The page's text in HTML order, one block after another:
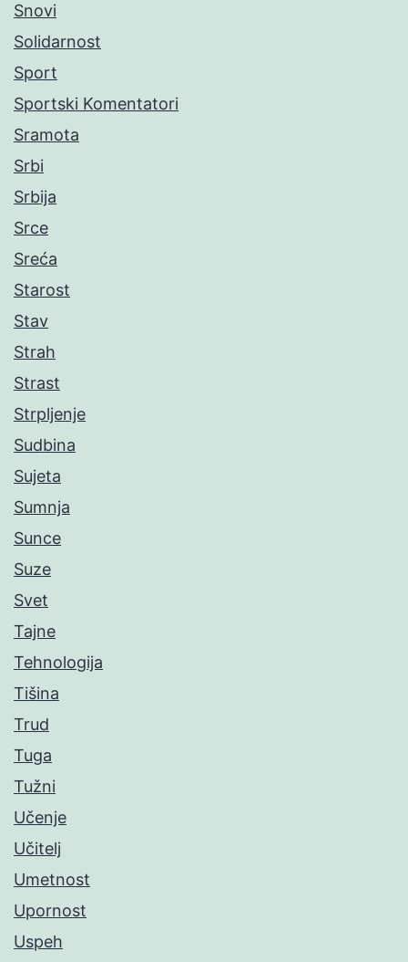
Snovi
Solidarnost
Sport
Sportski Komentatori
Sramota
Srbi
Srbija
Srce
Sreća
Starost
Stav
Strah
Strast
Strpljenje
Sudbina
Sujeta
Sumnja
Sunce
Suze
Svet
Tajne
Tehnologija
Tišina
Trud
Tuga
Tužni
Učenje
Učitelj
Umetnost
Upornost
Uspeh